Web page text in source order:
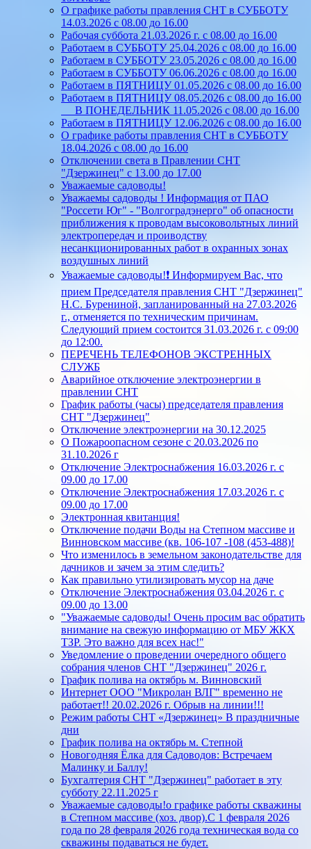
О графике работы правления СНТ в СУББОТУ
14.03.2026 с 08.00 до 16.00
Рабочая суббота 21.03.2026 г. с 08.00 до 16.00
Работаем в СУББОТУ 25.04.2026 с 08.00 до 16.00
Работаем в СУББОТУ 23.05.2026 с 08.00 до 16.00
Работаем в СУББОТУ 06.06.2026 с 08.00 до 16.00
Работаем в ПЯТНИЦУ 01.05.2026 с 08.00 до 16.00
Работаем в ПЯТНИЦУ 08.05.2026 с 08.00 до 16.00
В ПОНЕДЕЛЬНИК 11.05.2026 с 08.00 до 16.00
Работаем в ПЯТНИЦУ 12.06.2026 с 08.00 до 16.00
О графике работы правления СНТ в СУББОТУ
18.04.2026 с 08.00 до 16.00
Отключении света в Правлении СНТ
"Дзержинец" с 13.00 до 17.00
Уважаемые садоводы!
Уважаемы садоводы ! Информация от ПАО
"Россети Юг" - "Волгоградэнерго" об опасности
приближения к проводам высоковольтных линий
электропередач и проиводству
несанкционированных работ в охранных зонах
воздушных линий
Уважаемые садоводы!❗ Информируем Вас, что
прием Председателя правления СНТ "Дзержинец"
Н.С. Бурениной, запланированный на 27.03.2026
г., отменяется по техническим причинам.
Следующий прием состоится 31.03.2026 г. с 09:00
до 12:00.
ПЕРЕЧЕНЬ ТЕЛЕФОНОВ ЭКСТРЕННЫХ
СЛУЖБ
Аварийное отключение электроэнергии в
правлении СНТ
График работы (часы) председателя правления
СНТ "Дзержинец"
Отключение электроэнергии на 30.12.2025
О Пожароопасном сезоне с 20.03.2026 по
31.10.2026 г
Отключение Электроснабжения 16.03.2026 г. с
09.00 до 17.00
Отключение Электроснабжения 17.03.2026 г. с
09.00 до 17.00
Электронная квитанция!
Отключение подачи Воды на Степном массиве и
Винновском массиве (кв. 106-107 -108 (453-488)!
Что изменилось в земельном законодательстве для
дачников и зачем за этим следить?
Как правильно утилизировать мусор на даче
Отключение Электроснабжения 03.04.2026 г. с
09.00 до 13.00
"Уважаемые садоводы! Очень просим вас обратить
внимание на свежую информацию от МБУ ЖКХ
ТЗР. Это важно для всех нас!"
Уведомление о проведении очередного общего
собрания членов СНТ "Дзержинец" 2026 г.
График полива на октябрь м. Винновский
Интернет ООО "Микролан ВЛГ" временно не
работает!! 20.02.2026 г. Обрыв на линии!!!
Режим работы СНТ «Дзержинец» В праздничные
дни
График полива на октябрь м. Степной
Новогодняя Ёлка для Садоводов: Встречаем
Малинку и Баллу!
Бухгалтерия СНТ "Дзержинец" работает в эту
субботу 22.11.2025 г
Уважаемые садоводы!о графике работы скважины
в Степном массиве (хоз. двор).С 1 февраля 2026
года по 28 февраля 2026 года техническая вода со
скважины подаваться не будет.